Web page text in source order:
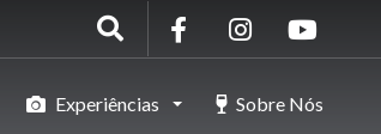
Experiências Sobre Nós